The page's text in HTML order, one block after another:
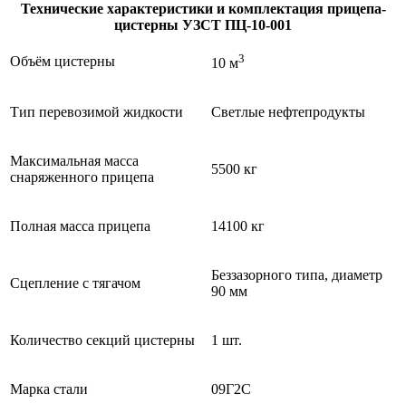
Технические характеристики и комплектация прицепа-
цистерны УЗСТ ПЦ-10-001
Объём цистерны 10 м3
Тип перевозимой жидкости Светлые нефтепродукты
Максимальная масса
снаряженного прицепа
5500 кг
Полная масса прицепа 14100 кг
Сцепление с тягачом
Беззазорного типа, диаметр
90 мм
Количество секций цистерны 1 шт.
Марка стали 09Г2С